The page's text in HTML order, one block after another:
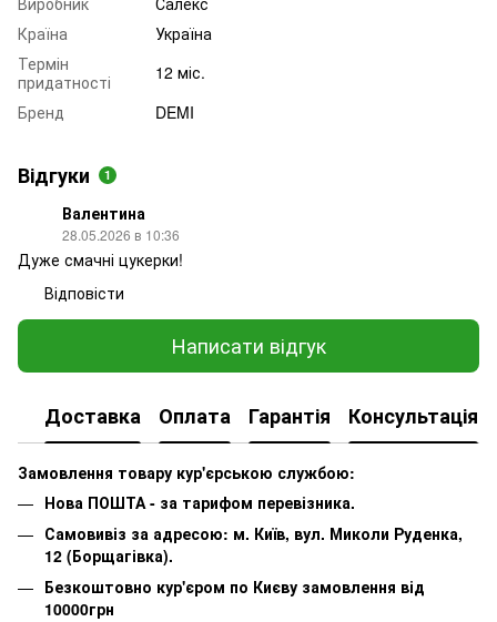
Країна
Україна
Термін
придатності
12 міс.
Бренд
DEMI
Відгуки 1
Валентина
28.05.2026 в 10:36
Дуже смачні цукерки!
Відповісти
Написати відгук
Доставка Оплата Гарантія Консультація
Замовлення товару кур'єрською службою:
Нова ПОШТА - за тарифом перевізника.
Самовивіз за адресою: м. Київ, вул. Миколи Руденка,
12 (Борщагівка).
Безкоштовно кур'єром по Києву замовлення від
10000грн